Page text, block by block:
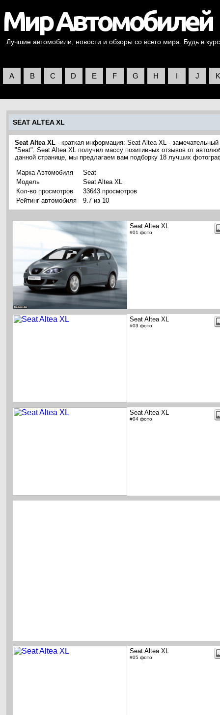
Лучшие автомобили, новости и обзоры со всего мира. Будь в
A B C D E F G H I J K
SEAT ALTEA XL
Seat Altea XL - краткая информация: Seat Altea XL -
"Seat". Seat Altea XL получил массу позитивных отзывов от
данной странице, мы предлагаем вам подборку 18 лучших
Марка Автомобиля
Seat
Модель
Seat Altea XL
Кол-во просмотров
33643 просмотров
Рейтинг автомобиля
9.7 из 10
Seat Altea XL
#01 фото
Seat Altea XL
#03 фото
Seat Altea XL
#04 фото
Seat Altea XL
#05 фото